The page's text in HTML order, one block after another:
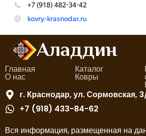
Аладдин
Главная
О нас
Каталог
Ковры
г. Краснодар, ул. Сормовская,
+7 (918) 433-84-62
Вся информация, размещенная на